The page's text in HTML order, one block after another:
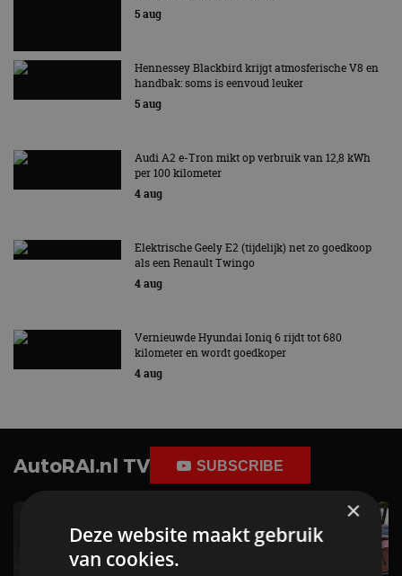
5 aug
Hennessey Blackbird krijgt atmosferische V8 en
handbak: soms is eenvoud leuker
5 aug
Audi A2 e-Tron mikt op verbruik van 12,8 kWh
per 100 kilometer
4 aug
Elektrische Geely E2 (tijdelijk) net zo goedkoop
als een Renault Twingo
4 aug
Vernieuwde Hyundai Ioniq 6 rijdt tot 680
kilometer en wordt goedkoper
4 aug
AutoRAI.nl TV SUBSCRIBE
×
Deze website maakt gebruik
van cookies.